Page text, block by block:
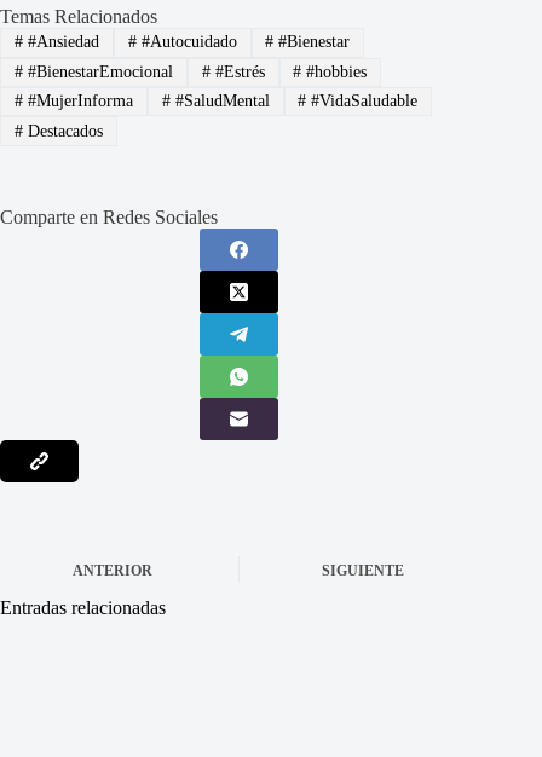
Temas Relacionados
##Ansiedad ##Autocuidado # #Bienestar
##BienestarEmocional ##Estrés # #hobbies
##MujerInforma ##SaludMental # #VidaSaludable
#Destacados
Comparte en Redes Sociales
ANTERIOR SIGUIENTE
Entradas relacionadas